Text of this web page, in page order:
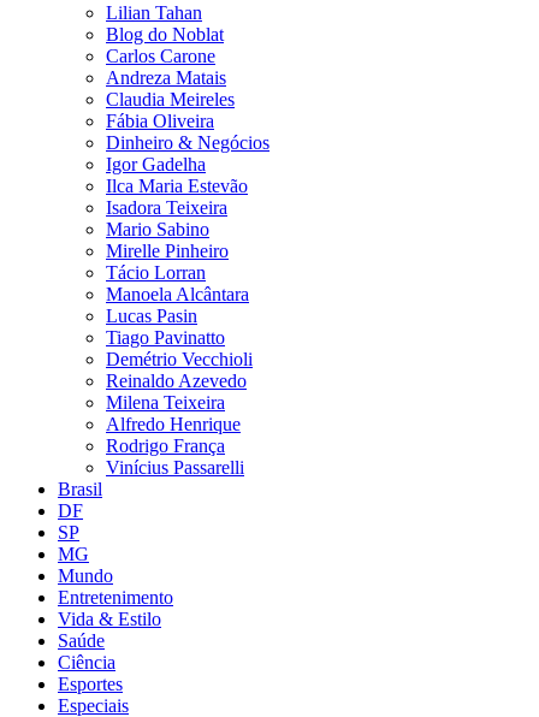
Lilian Tahan
Blog do Noblat
Carlos Carone
Andreza Matais
Claudia Meireles
Fábia Oliveira
Dinheiro & Negócios
Igor Gadelha
Ilca Maria Estevão
Isadora Teixeira
Mario Sabino
Mirelle Pinheiro
Tácio Lorran
Manoela Alcântara
Lucas Pasin
Tiago Pavinatto
Demétrio Vecchioli
Reinaldo Azevedo
Milena Teixeira
Alfredo Henrique
Rodrigo França
Vinícius Passarelli
Brasil
DF
SP
MG
Mundo
Entretenimento
Vida & Estilo
Saúde
Ciência
Esportes
Especiais